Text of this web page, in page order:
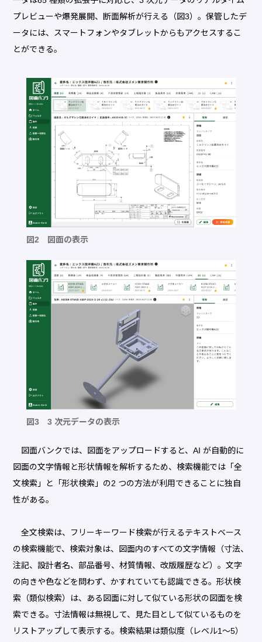
プレビューや爆発展開、断面解析が行える（図3）。保管したデ
ータには、スマートフォンやタブレットからもアクセスするこ
とができる。
図2 図面の表示
図3 3 次元データの表示
図面バンクでは、図面をアップロードすると、AI が自動的に
図面の文字情報と形状情報を解析するため、検索機能では「全
文検索」と「形状検索」の2 つの方法が利用できることに独自
性がある。
全文検索は、フリーキーワード検索が行えるテキストベース
の検索機能で、検索対象は、図面内のすべての文字情報（寸法、
注記、設計者名、部品番号、材質情報、改版履歴など）。文字
の向きや色などを問わず、かすれていても認識できる。形状検
索（類似検索）は、ある図面に対して似ている形状の図面を検
索できる。寸法情報は無視して、見た目として似ているものを
リストアップして表示する。検索結果は類似度（レベル1～5）